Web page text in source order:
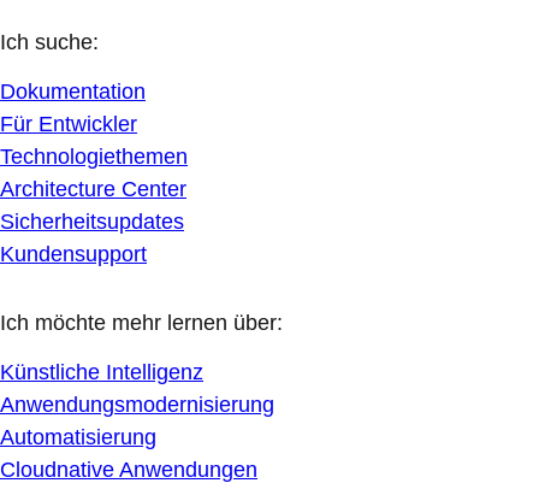
Ich suche:
Dokumentation
Für Entwickler
Technologiethemen
Architecture Center
Sicherheitsupdates
Kundensupport
Ich möchte mehr lernen über:
Künstliche Intelligenz
Anwendungsmodernisierung
Automatisierung
Cloudnative Anwendungen